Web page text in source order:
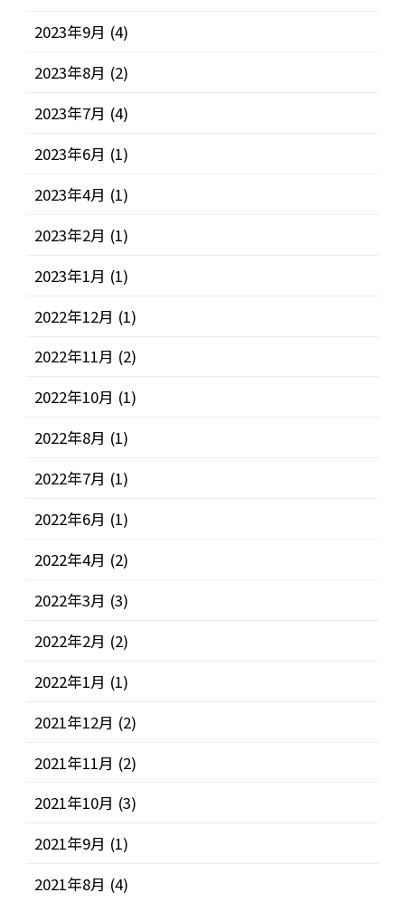
2023年9月 (4)
2023年8月 (2)
2023年7月 (4)
2023年6月 (1)
2023年4月 (1)
2023年2月 (1)
2023年1月 (1)
2022年12月 (1)
2022年11月 (2)
2022年10月 (1)
2022年8月 (1)
2022年7月 (1)
2022年6月 (1)
2022年4月 (2)
2022年3月 (3)
2022年2月 (2)
2022年1月 (1)
2021年12月 (2)
2021年11月 (2)
2021年10月 (3)
2021年9月 (1)
2021年8月 (4)